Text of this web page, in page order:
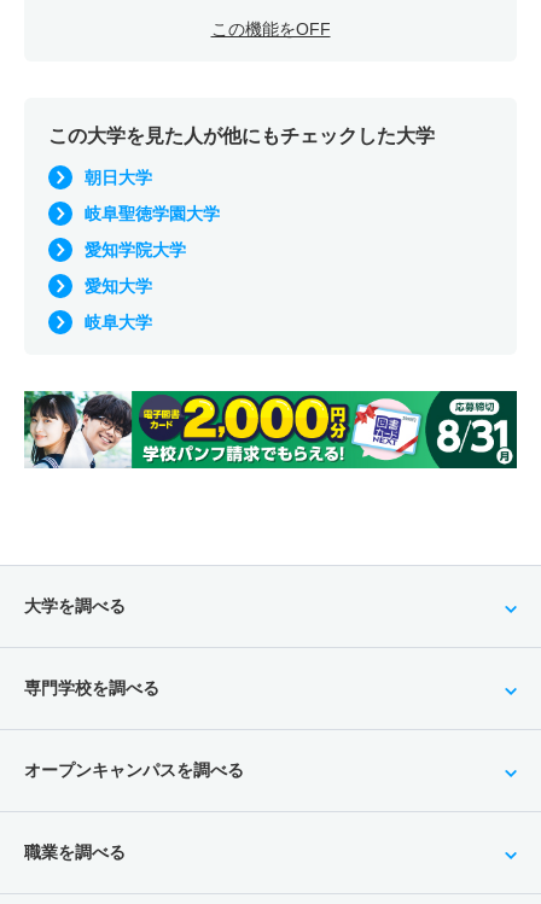
この機能をOFF
この大学を見た人が他にもチェックした大学
朝日大学
岐阜聖徳学園大学
愛知学院大学
愛知大学
岐阜大学
大学を調べる
専門学校を調べる
オープンキャンパスを調べる
職業を調べる